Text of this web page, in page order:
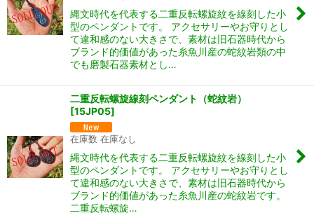
縄文時代を代表する二重反転螺旋紋を線刻した小
型のペンダントです。 アクセサリーやお守りとし
て違和感のない大きさで、素材は旧石器時代から
ブランド的価値があった糸魚川産の蛇紋岩類の中
でも磨製石器素材とし…
二重反転螺旋線刻ペンダント（蛇紋岩）
[15JP05]
在庫数 在庫なし
縄文時代を代表する二重反転螺旋紋を線刻した小
型のペンダントです。 アクセサリーやお守りとし
て違和感のない大きさで、素材は旧石器時代から
ブランド的価値があった糸魚川産の蛇紋岩です。
二重反転螺旋…